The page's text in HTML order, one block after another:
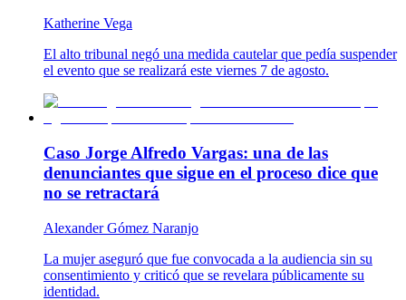
Katherine Vega
El alto tribunal negó una medida cautelar que pedía suspender
el evento que se realizará este viernes 7 de agosto.
Caso Jorge Alfredo Vargas: una de las
denunciantes que sigue en el proceso dice que
no se retractará
Alexander Gómez Naranjo
La mujer aseguró que fue convocada a la audiencia sin su
consentimiento y criticó que se revelara públicamente su
identidad.